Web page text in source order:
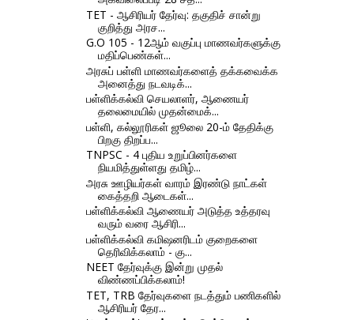
TET - ஆசிரியர் தேர்வு: தகுதிச் சான்று
குறித்து அரச...
G.O 105 - 12ஆம் வகுப்பு மாணவர்களுக்கு
மதிப்பெண்கள்...
அரசுப் பள்ளி மாணவர்களைத் தக்கவைக்க
அனைத்து நடவடிக்...
பள்ளிக்கல்வி செயலாளர், ஆணையர்
தலைமையில் முதன்மைக்...
பள்ளி, கல்லூரிகள் ஜூலை 20-ம் தேதிக்கு
பிறகு திறப்ப...
TNPSC - 4 புதிய உறுப்பினர்களை
நியமித்துள்ளது தமிழ்...
அரசு ஊழியர்கள் வாரம் இரண்டு நாட்கள்
கைத்தறி ஆடைகள்...
பள்ளிக்கல்வி ஆணையர் அடுத்த உத்தரவு
வரும் வரை ஆசிரி...
பள்ளிக்கல்வி கமிஷனரிடம் குறைகளை
தெரிவிக்கலாம் - கு...
NEET தேர்வுக்கு இன்று முதல்
விண்ணப்பிக்கலாம்!
TET, TRB தேர்வுகளை நடத்தும் பணிகளில்
ஆசிரியர் தேர...